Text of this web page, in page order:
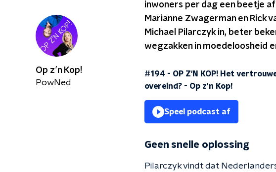
inwoners per dag een beetje
Marianne Zwagerman en Rick
Michael Pilarczyk in, beter
wegzakken in moedeloosheid
#194 - OP Z'N KOP! Het
overeind? - Op z’n Kop!
Speel podcast af
Geen snelle oplossing
Pilarczyk vindt dat
Op z’n Kop!
PowNed